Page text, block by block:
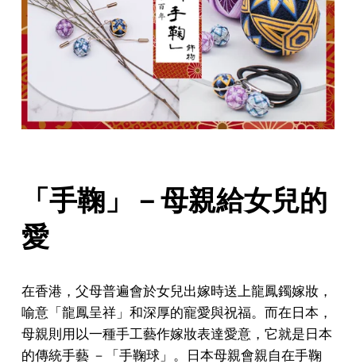
「手鞠」－母親給女兒的
愛
在香港，父母普遍會於女兒出嫁時送上龍鳳鐲嫁妝，
喻意「龍鳳呈祥」和深厚的寵愛與祝福。而在日本，
母親則用以一種手工藝作嫁妝表達愛意，它就是日本
的傳統手藝 －「手鞠球」。日本母親會親自在手鞠